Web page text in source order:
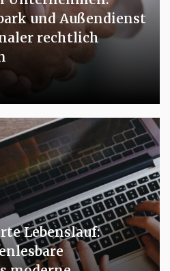
und Außendienst
rechtlich
Lebenslauf: